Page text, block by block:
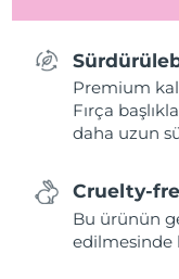
Premium
Fırça
daha uzun
Cruelty-
Bu ürünün
edilmesinde